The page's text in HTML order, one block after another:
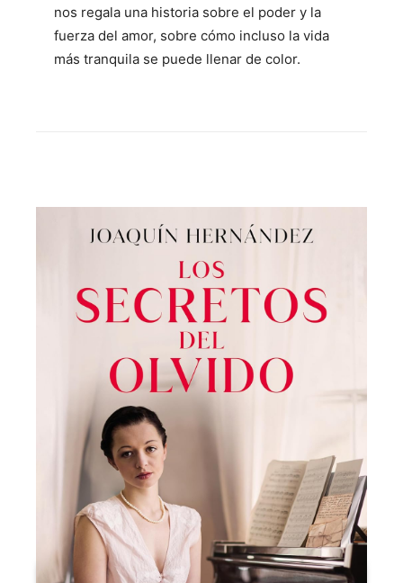
nos regala una historia sobre el poder y la
fuerza del amor, sobre cómo incluso la vida
más tranquila se puede llenar de color.